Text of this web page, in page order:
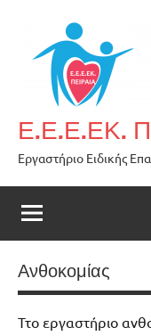
content
Ε.Ε.Ε.ΕΚ.
Εργαστήριο Ειδικής
Ανθοκομίας
Ττο εργαστήριο